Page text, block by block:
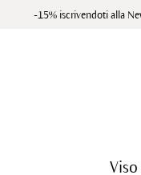
-15% iscrivendoti alla
Viso